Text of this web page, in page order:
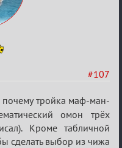
#107
почему тройка маф-ман-
омон трёх
Кроме табличной
сделать выбор из чижа